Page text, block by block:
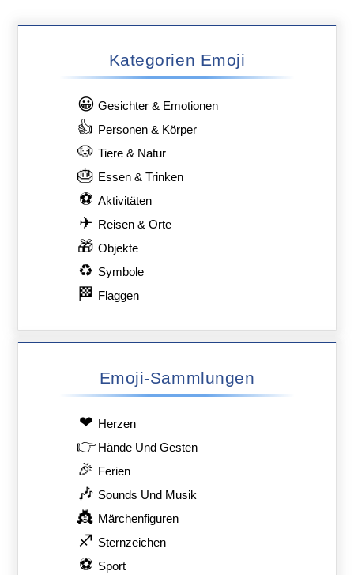
Kategorien Emoji
😀 Gesichter & Emotionen
👍 Personen & Körper
🐶 Tiere & Natur
🎂 Essen & Trinken
⚽ Aktivitäten
✈ Reisen & Orte
🎁 Objekte
♻ Symbole
🏁 Flaggen
Emoji-Sammlungen
❤ Herzen
👉 Hände Und Gesten
🎉 Ferien
🎶 Sounds Und Musik
👸 Märchenfiguren
♐ Sternzeichen
⚽ Sport